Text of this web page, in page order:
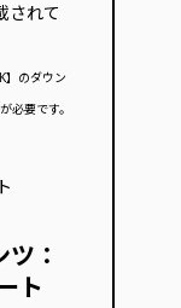
されて
】のダウン
必要です。
：
ト